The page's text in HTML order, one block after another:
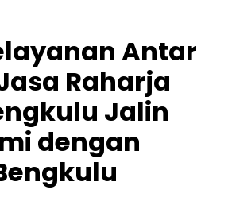
Antar
Raharja
Jalin
dengan